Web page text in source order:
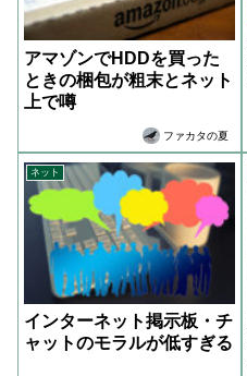
アマゾンでHDDを買った
ときの梱包が粗末とネット
上で噂
ファカタの夏
ネット
インターネット掲示板・チ
ャットのモラルが低すぎる